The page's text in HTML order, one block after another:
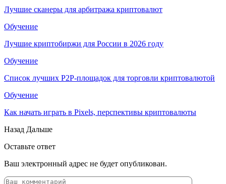
Лучшие сканеры для арбитража криптовалют
Обучение
Лучшие криптобиржи для России в 2026 году
Обучение
Список лучших P2P-площадок для торговли криптовалютой
Обучение
Как начать играть в Pixels, перспективы криптовалюты
Назад Дальше
Оставьте ответ
Ваш электронный адрес не будет опубликован.